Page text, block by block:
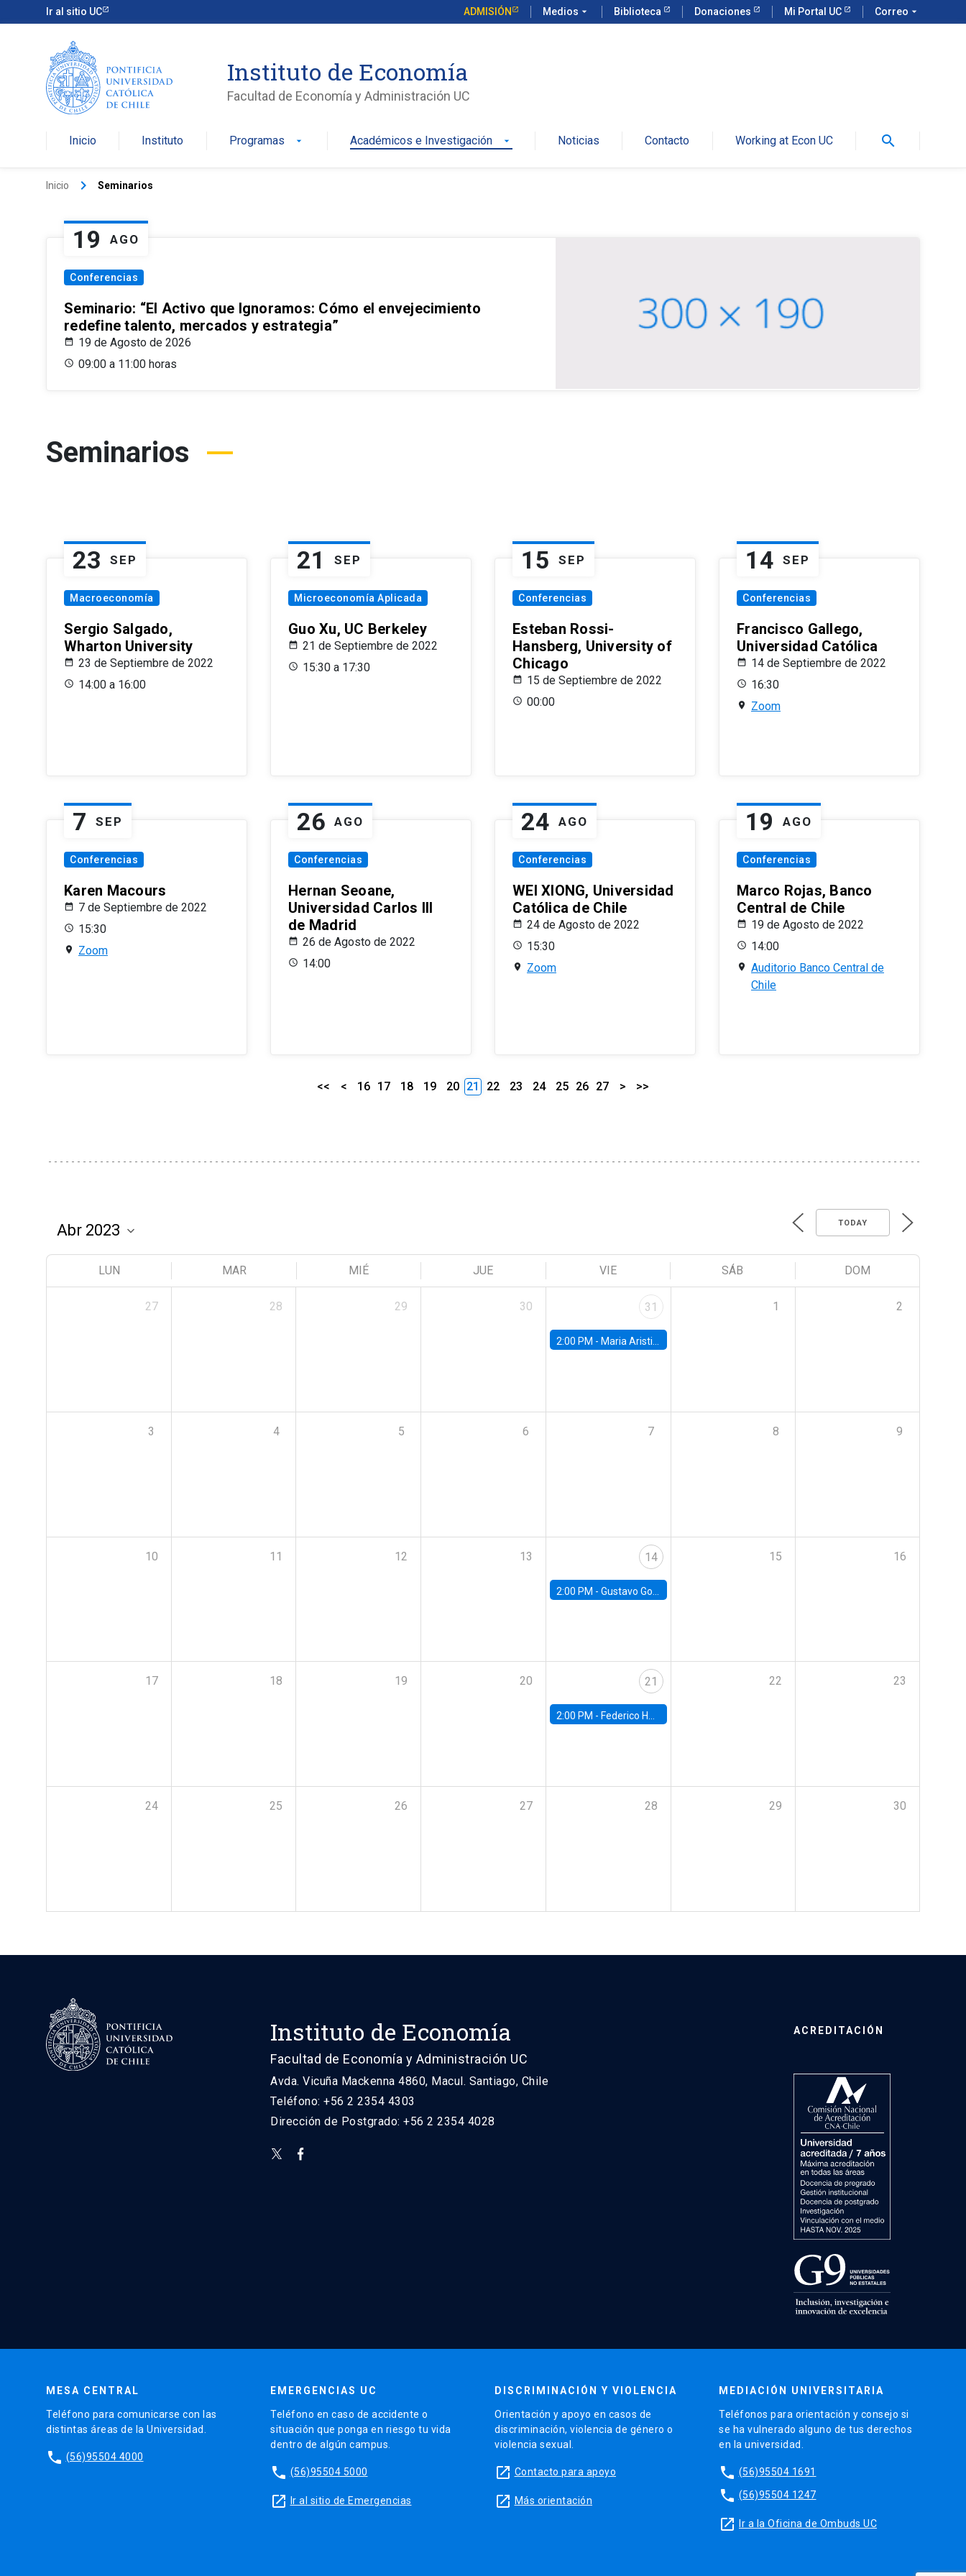
Ir al sitio UC ADMISIÓN Medios arrow_drop_down Biblioteca Donaciones Mi Portal UC Correo arrow_drop_down
Instituto de Economía
Facultad de Economía y Administración UC
Inicio Instituto Programas arrow_drop_down Académicos e Investigación arrow_drop_down Noticias Contacto Working at Econ UC search
Inicio keyboard_arrow_right Seminarios
19 AGO
Conferencias
Seminario: “El Activo que Ignoramos: Cómo el envejecimiento
redefine talento, mercados y estrategia”
19 de Agosto de 2026
09:00 a 11:00 horas
Seminarios
23 SEP
Macroeconomía
Sergio Salgado,
Wharton University
23 de Septiembre de 2022
14:00 a 16:00
21 SEP
Microeconomía Aplicada
Guo Xu, UC Berkeley
21 de Septiembre de 2022
15:30 a 17:30
15 SEP
Conferencias
Esteban Rossi-
Hansberg, University of
Chicago
15 de Septiembre de 2022
00:00
14 SEP
Conferencias
Francisco Gallego,
Universidad Católica
14 de Septiembre de 2022
16:30
Zoom
7 SEP
Conferencias
Karen Macours
7 de Septiembre de 2022
15:30
Zoom
26 AGO
Conferencias
Hernan Seoane,
Universidad Carlos III
de Madrid
26 de Agosto de 2022
14:00
24 AGO
Conferencias
WEI XIONG, Universidad
Católica de Chile
24 de Agosto de 2022
15:30
Zoom
19 AGO
Conferencias
Marco Rojas, Banco
Central de Chile
19 de Agosto de 2022
14:00
Auditorio Banco Central de
Chile
<< < 16 17 18 19 20 21 22 23 24 25 26 27 > >>
TODAY
LUN MAR MIÉ JUE VIE SÁB DOM
27 28 29 30 31
2:00 PM - Maria Aristizabal-Ramirez, FED Board
1 2
3 4 5 6 7 8 9
10 11 12 13 14
2:00 PM - Gustavo González - Banco Central de Chile
15 16
17 18 19 20 21
2:00 PM - Federico Huneeus - Banco Central de Chile
22 23
24 25 26 27 28 29 30
Instituto de Economía
Facultad de Economía y Administración UC
Avda. Vicuña Mackenna 4860, Macul. Santiago, Chile
Teléfono: +56 2 2354 4303
Dirección de Postgrado: +56 2 2354 4028
ACREDITACIÓN
MESA CENTRAL
Teléfono para comunicarse con las
distintas áreas de la Universidad.
phone (56)95504 4000
EMERGENCIAS UC
Teléfono en caso de accidente o
situación que ponga en riesgo tu vida
dentro de algún campus.
phone (56)95504 5000
launch Ir al sitio de Emergencias
DISCRIMINACIÓN Y VIOLENCIA
Orientación y apoyo en casos de
discriminación, violencia de género o
violencia sexual.
launch Contacto para apoyo
launch Más orientación
MEDIACIÓN UNIVERSITARIA
Teléfonos para orientación y consejo si
se ha vulnerado alguno de tus derechos
en la universidad.
phone (56)95504 1691
phone (56)95504 1247
launch Ir a la Oficina de Ombuds UC